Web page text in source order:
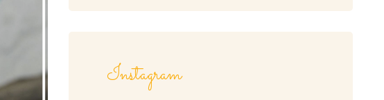
Instagram